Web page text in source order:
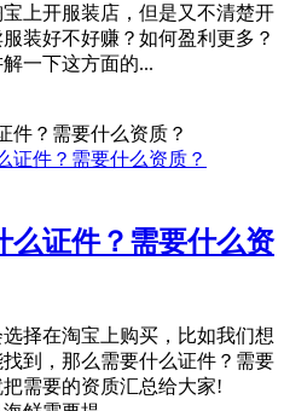
上开服装店，但是又不清楚开
装好不好赚？如何盈利更多？
一下这方面的...
件？需要什么资质？
么证件？需要什么资
在淘宝上购买，比如我们想
到，那么需要什么证件？需要
把需要的资质汇总给大家!